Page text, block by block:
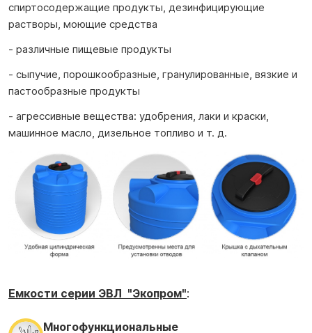
спиртосодержащие продукты, дезинфицирующие
растворы, моющие средства
- различные пищевые продукты
- сыпучие, порошкообразные, гранулированные, вязкие и
пастообразные продукты
- агрессивные вещества: удобрения, лаки и краски,
машинное масло, дизельное топливо и т. д.
Емкости серии ЭВЛ "Экопром":
Многофункциональные